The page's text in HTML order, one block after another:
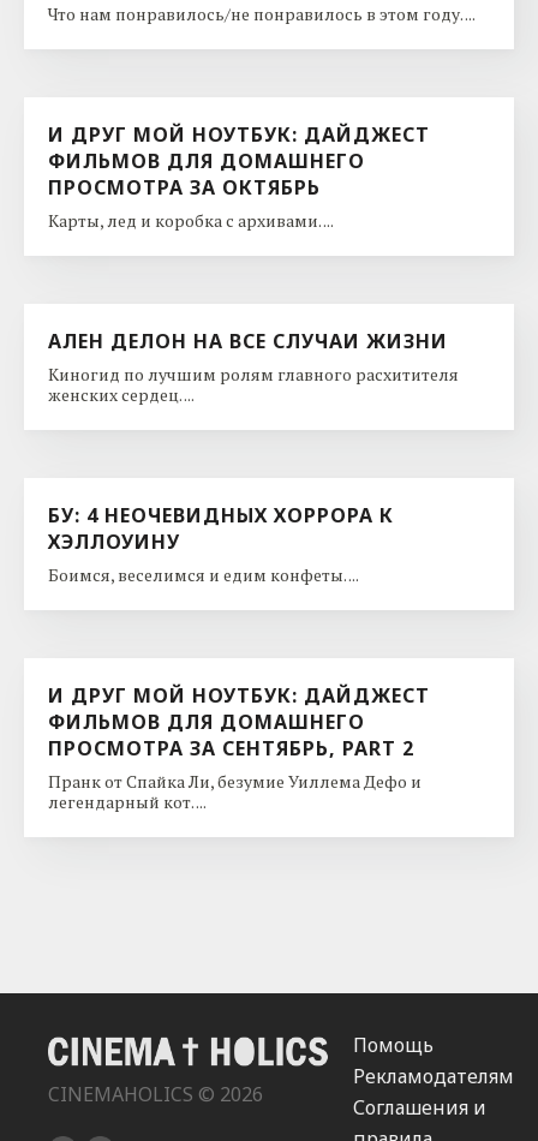
Что нам понравилось/не понравилось в этом году. ...
И ДРУГ МОЙ НОУТБУК: ДАЙДЖЕСТ
ФИЛЬМОВ ДЛЯ ДОМАШНЕГО
ПРОСМОТРА ЗА ОКТЯБРЬ
Карты, лед и коробка с архивами. ...
АЛЕН ДЕЛОН НА ВСЕ СЛУЧАИ ЖИЗНИ
Киногид по лучшим ролям главного расхитителя
женских сердец. ...
БУ: 4 НЕОЧЕВИДНЫХ ХОРРОРА К
ХЭЛЛОУИНУ
Боимся, веселимся и едим конфеты. ...
И ДРУГ МОЙ НОУТБУК: ДАЙДЖЕСТ
ФИЛЬМОВ ДЛЯ ДОМАШНЕГО
ПРОСМОТРА ЗА СЕНТЯБРЬ, PART 2
Пранк от Спайка Ли, безумие Уиллема Дефо и
легендарный кот. ...
CINEMAHOLICS © 2026
Помощь
Рекламодателям
Соглашения и